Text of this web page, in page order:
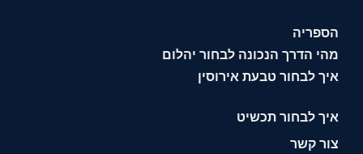
הספריה
מהי הדרך הנכונה לבחור יהלום
איך לבחור טבעת אירוסין
איך לבחור תכשיט
צור קשר